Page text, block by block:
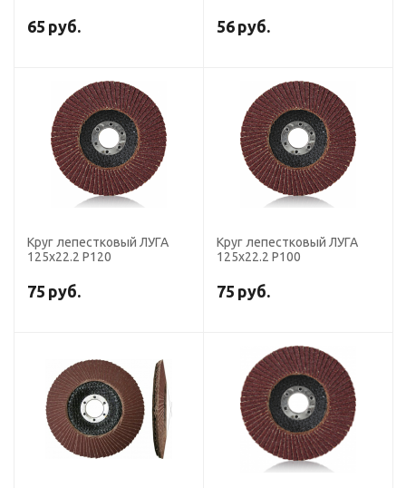
65 руб. 56 руб.
Круг лепестковый ЛУГА
125х22.2 Р120
75 руб.
Круг лепестковый ЛУГА
125х22.2 Р100
75 руб.